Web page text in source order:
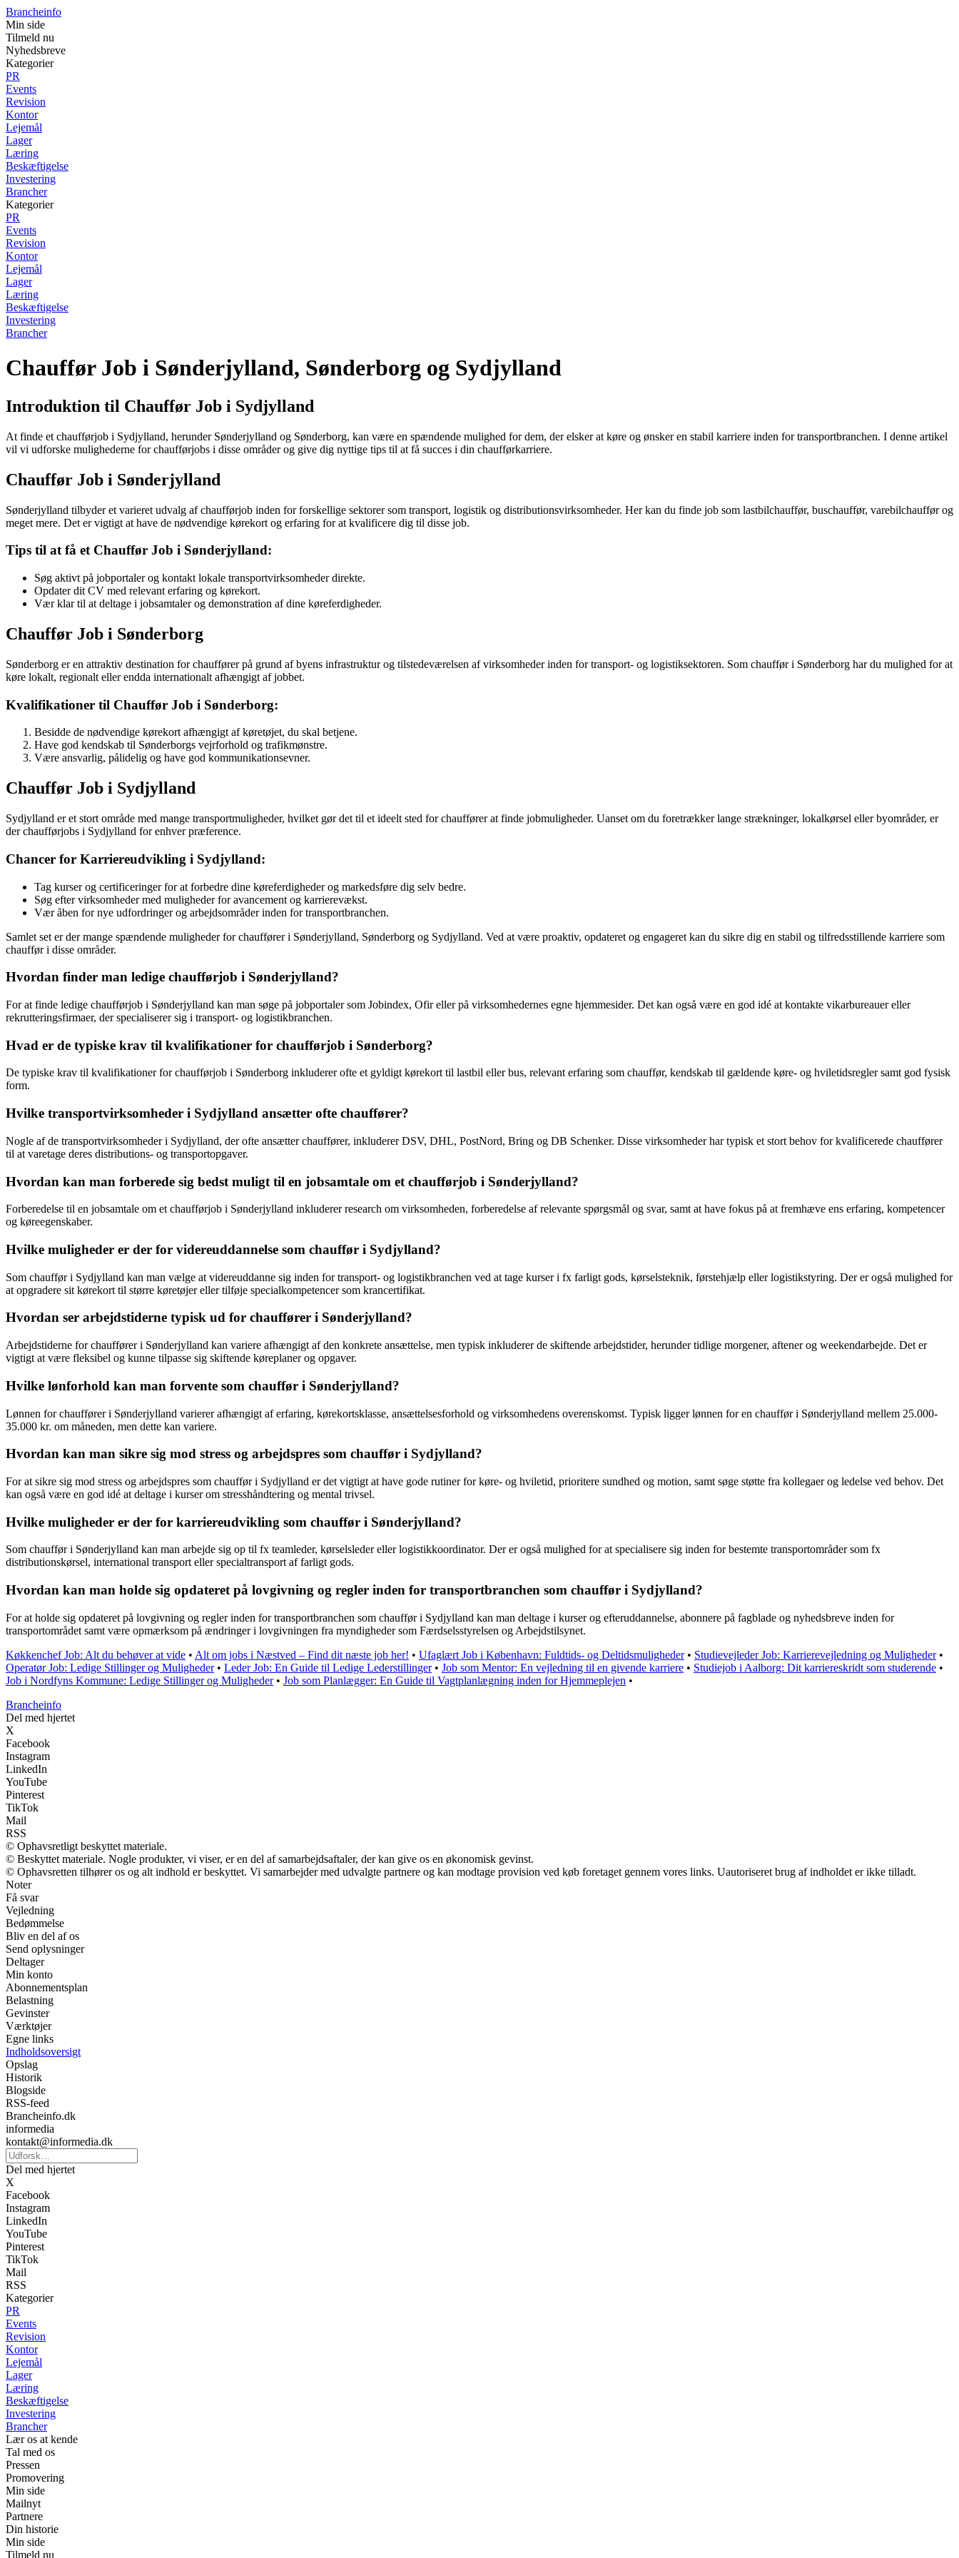
Brancheinfo
Min side
Tilmeld nu
Nyhedsbreve
Kategorier
PR
Events
Revision
Kontor
Lejemål
Lager
Læring
Beskæftigelse
Investering
Brancher
Kategorier
PR
Events
Revision
Kontor
Lejemål
Lager
Læring
Beskæftigelse
Investering
Brancher
Chauffør Job i Sønderjylland, Sønderborg og Sydjylland
Introduktion til Chauffør Job i Sydjylland
At finde et chaufførjob i Sydjylland, herunder Sønderjylland og Sønderborg, kan være en spændende mulighed for dem, der elsker at køre og ønsker en stabil karriere inden for transportbranchen. I denne artikel
vil vi udforske mulighederne for chaufførjobs i disse områder og give dig nyttige tips til at få succes i din chaufførkarriere.
Chauffør Job i Sønderjylland
Sønderjylland tilbyder et varieret udvalg af chaufførjob inden for forskellige sektorer som transport, logistik og distributionsvirksomheder. Her kan du finde job som lastbilchauffør, buschauffør, varebilchauffør og
meget mere. Det er vigtigt at have de nødvendige kørekort og erfaring for at kvalificere dig til disse job.
Tips til at få et Chauffør Job i Sønderjylland:
Søg aktivt på jobportaler og kontakt lokale transportvirksomheder direkte.
Opdater dit CV med relevant erfaring og kørekort.
Vær klar til at deltage i jobsamtaler og demonstration af dine køreferdigheder.
Chauffør Job i Sønderborg
Sønderborg er en attraktiv destination for chauffører på grund af byens infrastruktur og tilstedeværelsen af virksomheder inden for transport- og logistiksektoren. Som chauffør i Sønderborg har du mulighed for at
køre lokalt, regionalt eller endda internationalt afhængigt af jobbet.
Kvalifikationer til Chauffør Job i Sønderborg:
Besidde de nødvendige kørekort afhængigt af køretøjet, du skal betjene.
Have god kendskab til Sønderborgs vejrforhold og trafikmønstre.
Være ansvarlig, pålidelig og have god kommunikationsevner.
Chauffør Job i Sydjylland
Sydjylland er et stort område med mange transportmuligheder, hvilket gør det til et ideelt sted for chauffører at finde jobmuligheder. Uanset om du foretrækker lange strækninger, lokalkørsel eller byområder, er
der chaufførjobs i Sydjylland for enhver præference.
Chancer for Karriereudvikling i Sydjylland:
Tag kurser og certificeringer for at forbedre dine køreferdigheder og markedsføre dig selv bedre.
Søg efter virksomheder med muligheder for avancement og karrierevækst.
Vær åben for nye udfordringer og arbejdsområder inden for transportbranchen.
Samlet set er der mange spændende muligheder for chauffører i Sønderjylland, Sønderborg og Sydjylland. Ved at være proaktiv, opdateret og engageret kan du sikre dig en stabil og tilfredsstillende karriere som
chauffør i disse områder.
Hvordan finder man ledige chaufførjob i Sønderjylland?
For at finde ledige chaufførjob i Sønderjylland kan man søge på jobportaler som Jobindex, Ofir eller på virksomhedernes egne hjemmesider. Det kan også være en god idé at kontakte vikarbureauer eller
rekrutteringsfirmaer, der specialiserer sig i transport- og logistikbranchen.
Hvad er de typiske krav til kvalifikationer for chaufførjob i Sønderborg?
De typiske krav til kvalifikationer for chaufførjob i Sønderborg inkluderer ofte et gyldigt kørekort til lastbil eller bus, relevant erfaring som chauffør, kendskab til gældende køre- og hviletidsregler samt god fysisk
form.
Hvilke transportvirksomheder i Sydjylland ansætter ofte chauffører?
Nogle af de transportvirksomheder i Sydjylland, der ofte ansætter chauffører, inkluderer DSV, DHL, PostNord, Bring og DB Schenker. Disse virksomheder har typisk et stort behov for kvalificerede chauffører
til at varetage deres distributions- og transportopgaver.
Hvordan kan man forberede sig bedst muligt til en jobsamtale om et chaufførjob i Sønderjylland?
Forberedelse til en jobsamtale om et chaufførjob i Sønderjylland inkluderer research om virksomheden, forberedelse af relevante spørgsmål og svar, samt at have fokus på at fremhæve ens erfaring, kompetencer
og køreegenskaber.
Hvilke muligheder er der for videreuddannelse som chauffør i Sydjylland?
Som chauffør i Sydjylland kan man vælge at videreuddanne sig inden for transport- og logistikbranchen ved at tage kurser i fx farligt gods, kørselsteknik, førstehjælp eller logistikstyring. Der er også mulighed for
at opgradere sit kørekort til større køretøjer eller tilføje specialkompetencer som krancertifikat.
Hvordan ser arbejdstiderne typisk ud for chauffører i Sønderjylland?
Arbejdstiderne for chauffører i Sønderjylland kan variere afhængigt af den konkrete ansættelse, men typisk inkluderer de skiftende arbejdstider, herunder tidlige morgener, aftener og weekendarbejde. Det er
vigtigt at være fleksibel og kunne tilpasse sig skiftende køreplaner og opgaver.
Hvilke lønforhold kan man forvente som chauffør i Sønderjylland?
Lønnen for chauffører i Sønderjylland varierer afhængigt af erfaring, kørekortsklasse, ansættelsesforhold og virksomhedens overenskomst. Typisk ligger lønnen for en chauffør i Sønderjylland mellem 25.000-
35.000 kr. om måneden, men dette kan variere.
Hvordan kan man sikre sig mod stress og arbejdspres som chauffør i Sydjylland?
For at sikre sig mod stress og arbejdspres som chauffør i Sydjylland er det vigtigt at have gode rutiner for køre- og hviletid, prioritere sundhed og motion, samt søge støtte fra kollegaer og ledelse ved behov. Det
kan også være en god idé at deltage i kurser om stresshåndtering og mental trivsel.
Hvilke muligheder er der for karriereudvikling som chauffør i Sønderjylland?
Som chauffør i Sønderjylland kan man arbejde sig op til fx teamleder, kørselsleder eller logistikkoordinator. Der er også mulighed for at specialisere sig inden for bestemte transportområder som fx
distributionskørsel, international transport eller specialtransport af farligt gods.
Hvordan kan man holde sig opdateret på lovgivning og regler inden for transportbranchen som chauffør i Sydjylland?
For at holde sig opdateret på lovgivning og regler inden for transportbranchen som chauffør i Sydjylland kan man deltage i kurser og efteruddannelse, abonnere på fagblade og nyhedsbreve inden for
transportområdet samt være opmærksom på ændringer i lovgivningen fra myndigheder som Færdselsstyrelsen og Arbejdstilsynet.
Køkkenchef Job: Alt du behøver at vide • Alt om jobs i Næstved – Find dit næste job her! • Ufaglært Job i København: Fuldtids- og Deltidsmuligheder• Studievejleder Job: Karrierevejledning og Muligheder•
Operatør Job: Ledige Stillinger og Muligheder• Leder Job: En Guide til Ledige Lederstillinger• Job som Mentor: En vejledning til en givende karriere • Studiejob i Aalborg: Dit karriereskridt som studerende •
Job i Nordfyns Kommune: Ledige Stillinger og Muligheder• Job som Planlægger: En Guide til Vagtplanlægning inden for Hjemmeplejen •
Brancheinfo
Del med hjertet
X
Facebook
Instagram
LinkedIn
YouTube
Pinterest
TikTok
Mail
RSS
© Ophavsretligt beskyttet materiale.
© Beskyttet materiale. Nogle produkter, vi viser, er en del af samarbejdsaftaler, der kan give os en økonomisk gevinst.
© Ophavsretten tilhører os og alt indhold er beskyttet. Vi samarbejder med udvalgte partnere og kan modtage provision ved køb foretaget gennem vores links. Uautoriseret brug af indholdet er ikke tilladt.
Noter
Få svar
Vejledning
Bedømmelse
Bliv en del af os
Send oplysninger
Deltager
Min konto
Abonnementsplan
Belastning
Gevinster
Værktøjer
Egne links
Indholdsoversigt
Opslag
Historik
Blogside
RSS-feed
Brancheinfo.dk
informedia
kontakt@informedia.dk
Del med hjertet
X
Facebook
Instagram
LinkedIn
YouTube
Pinterest
TikTok
Mail
RSS
Kategorier
PR
Events
Revision
Kontor
Lejemål
Lager
Læring
Beskæftigelse
Investering
Brancher
Lær os at kende
Tal med os
Pressen
Promovering
Min side
Mailnyt
Partnere
Din historie
Min side
Tilmeld nu